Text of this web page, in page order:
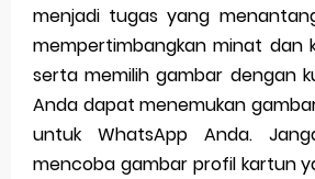
menjadi tugas yang
mempertimbangkan minat dan
serta memilih gambar dengan
Anda dapat menemukan
untuk WhatsApp Anda.
mencoba gambar profil kartun